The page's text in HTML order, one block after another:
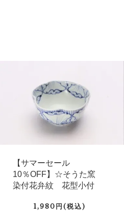
【サマーセール
10％OFF】☆そうた窯
染付花弁紋 花型小付
1,980円(税込)